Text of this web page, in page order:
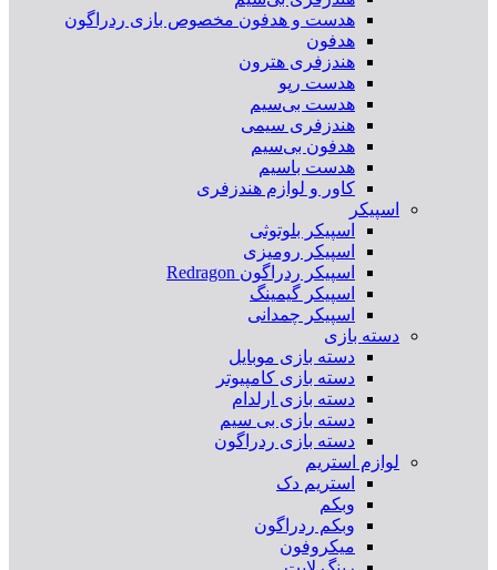
هدست و هدفون مخصوص بازی ردراگون
هدفون
هندزفری هترون
هدست رپو
هدست بی‌سیم
هندزفری سیمی
هدفون بی‌سیم
هدست باسیم
کاور و لوازم هندزفری
اسپیکر
اسپیکر بلوتوثی
اسپیکر رومیزی
اسپیکر ردراگون Redragon
اسپیکر گیمینگ
اسپیکر چمدانی
دسته بازی
دسته بازی موبایل
دسته بازی کامپیوتر
دسته بازی ارلدام
دسته بازی بی سیم
دسته بازی ردراگون
لوازم استریم
استریم دک
وبکم
وبکم ردراگون
میکروفون